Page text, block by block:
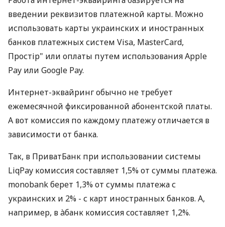
введении реквизитов платежной карты. Можно
использовать карты украинских и иностранных
банков платежных систем Visa, MasterCard,
Простір" или оплаты путем использования Apple
Pay или Google Pay.
Интернет-эквайринг обычно не требует
ежемесячной фиксированной абонентской платы.
А вот комиссия по каждому платежу отличается в
зависимости от банка.
Так, в ПриватБанк при использовании системы
LiqPay комиссия составляет 1,5% от суммы платежа.
monobank берет 1,3% от суммы платежа с
украинских и 2% - с карт иностранных банков. А,
например, в àбанк комиссия составляет 1,2%.